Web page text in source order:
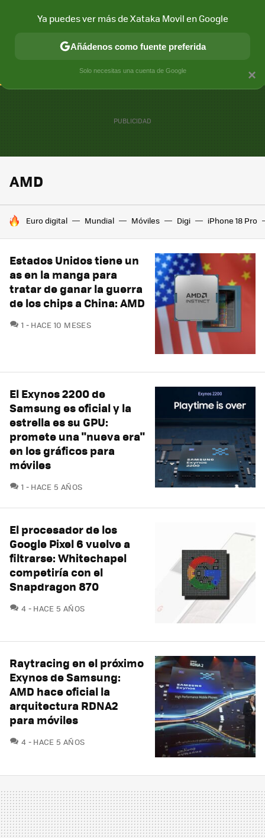
CONECTIVIDAD MÓVIL Y SOCIEDAD APLICACIONES
AMD
HOY SE HABLA DE
Euro digital Mundial Móviles Digi iPhone 18 Pro
Estados Unidos tiene un
as en la manga para
tratar de ganar la guerra
de los chips a China: AMD
1 COMENTARIOS
HACE 10 MESES
El Exynos 2200 de
Samsung es oficial y la
estrella es su GPU:
promete una "nueva era"
en los gráficos para
móviles
1 COMENTARIOS
HACE 5 AÑOS
El procesador de los
Google Pixel 6 vuelve a
filtrarse: Whitechapel
competiría con el
Snapdragon 870
4 COMENTARIOS
HACE 5 AÑOS
Raytracing en el próximo
Exynos de Samsung:
AMD hace oficial la
arquitectura RDNA2
para móviles
4 COMENTARIOS
HACE 5 AÑOS
×
Ya puedes ver más de Xataka Movil en Google
Añádenos como fuente preferida
Solo necesitas una cuenta de Google